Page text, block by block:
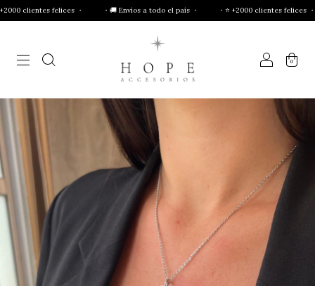
・ ・🚚 Envíos a todo el país ・ ・⭐ +2000 clientes felices ・ ・🚚
0